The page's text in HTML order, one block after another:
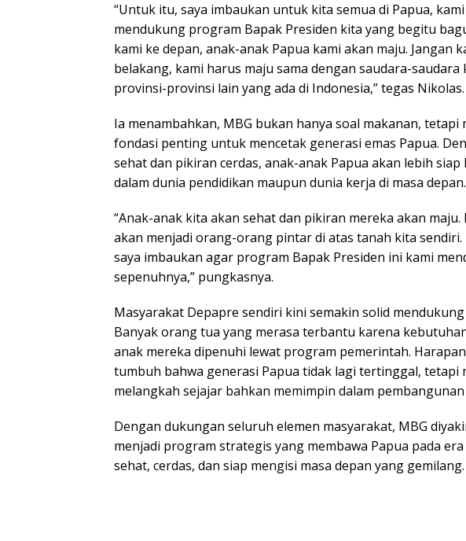
“Untuk itu, saya imbaukan untuk kita semua di Papua, kami
mendukung program Bapak Presiden kita yang begitu
kami ke depan, anak-anak Papua kami akan maju. Jangan
belakang, kami harus maju sama dengan saudara-saudara
provinsi-provinsi lain yang ada di Indonesia,” tegas Nikolas.
Ia menambahkan, MBG bukan hanya soal makanan, tetapi
fondasi penting untuk mencetak generasi emas Papua.
sehat dan pikiran cerdas, anak-anak Papua akan lebih siap
dalam dunia pendidikan maupun dunia kerja di masa depan.
“Anak-anak kita akan sehat dan pikiran mereka akan maju.
akan menjadi orang-orang pintar di atas tanah kita
saya imbaukan agar program Bapak Presiden ini kami
sepenuhnya,” pungkasnya.
Masyarakat Depapre sendiri kini semakin solid mendukung
Banyak orang tua yang merasa terbantu karena
anak mereka dipenuhi lewat program pemerintah.
tumbuh bahwa generasi Papua tidak lagi tertinggal, tetapi
melangkah sejajar bahkan memimpin dalam
Dengan dukungan seluruh elemen masyarakat, MBG
menjadi program strategis yang membawa Papua pada
sehat, cerdas, dan siap mengisi masa depan yang gemilang.